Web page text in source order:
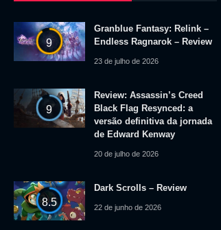
9
Granblue Fantasy: Relink –
Endless Ragnarok – Review
23 de julho de 2026
9
Review: Assassin’s Creed
Black Flag Resynced: a
versão definitiva da jornada
de Edward Kenway
20 de julho de 2026
8.5
Dark Scrolls – Review
22 de junho de 2026